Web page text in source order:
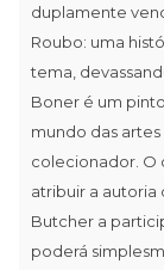
duplamente
Roubo: uma
tema,
Boner é um
mundo das
colecionador. O
atribuir a autoria
Butcher a
poderá